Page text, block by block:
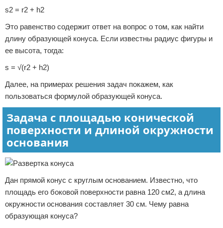
s2 = r2 + h2
Это равенство содержит ответ на вопрос о том, как найти
длину образующей конуса. Если известны радиус фигуры и
ее высота, тогда:
s = √(r2 + h2)
Далее, на примерах решения задач покажем, как
пользоваться формулой образующей конуса.
Задача с площадью конической
поверхности и длиной окружности
основания
Дан прямой конус с круглым основанием. Известно, что
площадь его боковой поверхности равна 120 см2, а длина
окружности основания составляет 30 см. Чему равна
образующая конуса?